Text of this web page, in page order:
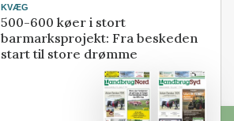
KVÆG
500-600 køer i stort
barmarksprojekt: Fra beskeden
start til store drømme